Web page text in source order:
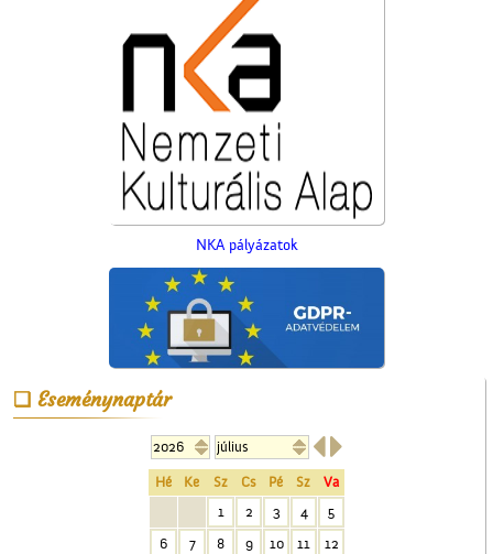
NKA pályázatok
Eseménynaptár

Hé Ke Sz Cs Pé Sz
Va
1
2 3 4
5
6
7 8 9 10 11 12
A ceglédi tanyasi
tanítókról